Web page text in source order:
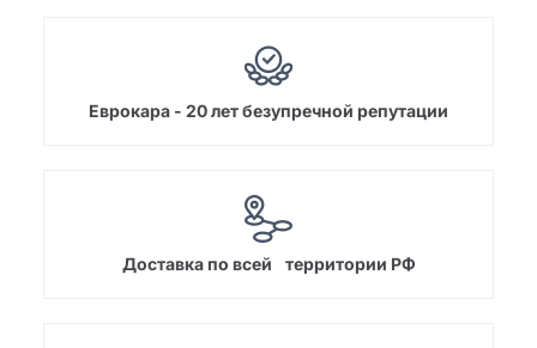
Еврокара - 20 лет безупречной репутации
Доставка по всей территории РФ